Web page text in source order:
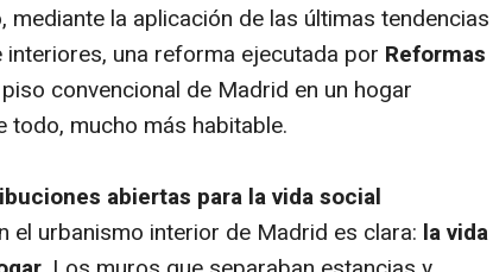
mediante la aplicación de las últimas tendencias
una reforma ejecutada por Reformas
convencional de Madrid en un hogar
todo, mucho más habitable.
abiertas para la vida social
el urbanismo interior de Madrid es clara: la vida